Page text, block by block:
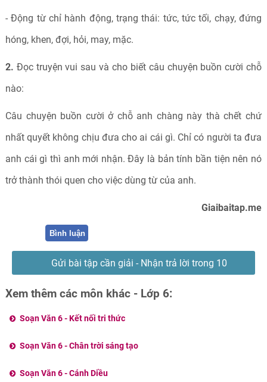
- Động từ chỉ hành động, trạng thái: tức, tức tối, chạy, đứng
hóng, khen, đợi, hỏi, may, mặc.
2. Đọc truyện vui sau và cho biết câu chuyện buồn cười chỗ
nào:
Câu chuyện buồn cười ở chỗ anh chàng này thà chết chứ
nhất quyết không chịu đưa cho ai cái gì. Chỉ có người ta đưa
anh cái gì thì anh mới nhận. Đây là bản tính bần tiện nên nó
trở thành thói quen cho việc dùng từ của anh.
Giaibaitap.me
Bình luận
Gửi bài tập cần giải - Nhận trả lời trong 10
phút
Xem thêm các môn khác - Lớp 6:
Soạn Văn 6 - Kết nối tri thức
Soạn Văn 6 - Chân trời sáng tạo
Soạn Văn 6 - Cánh Diều